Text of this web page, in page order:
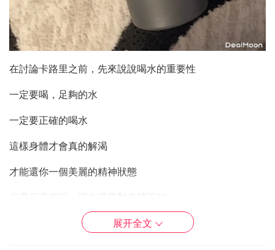
在討論卡路里之前，先來說說喝水的重要性
一定要喝，足夠的水
一定要正確的喝水
這樣身體才會真的解渴
才能還你一個美麗的精神狀態
但是反過來說，喝水過量對身體不好
過與不及都是毛病
展开全文